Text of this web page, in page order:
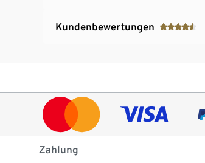
Kundenbewertungen
Zahlung